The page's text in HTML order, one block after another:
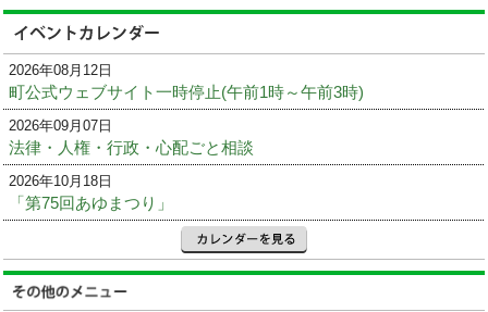
2026年08月12日
町公式ウェブサイト一時停止(午前1時～午前3時)
2026年09月07日
法律・人権・行政・心配ごと相談
2026年10月18日
「第75回あゆまつり」